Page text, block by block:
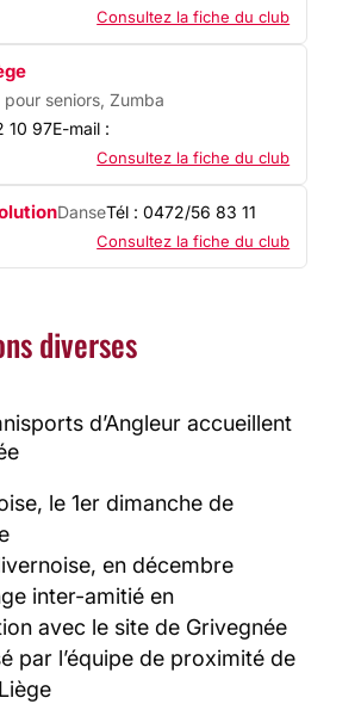
Consultez la fiche du club
seniors, Zumba
10 97E-mail :
Consultez la fiche du club
DanseTél : 0472/56 83 11
Consultez la fiche du club
diverses
d’Angleur accueillent
le 1er dimanche de
en décembre
inter-amitié en
avec le site de Grivegnée
par l’équipe de proximité de